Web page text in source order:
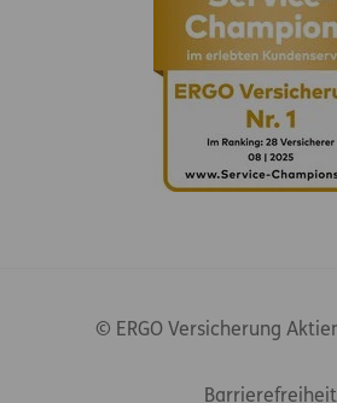
© ERGO Versicherung
Barrierefreiheit